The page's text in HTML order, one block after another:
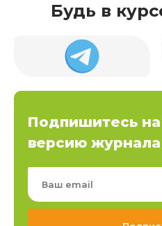
Будь в
Подпишитесь
версию журнала